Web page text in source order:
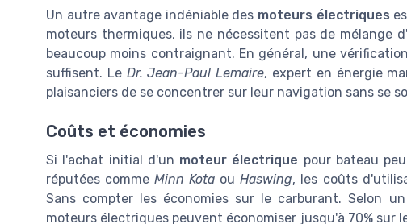
Un autre avantage indéniable des moteurs électriques
moteurs thermiques, ils ne nécessitent pas de mélange
beaucoup moins contraignant. En général, une
suffisent. Le Dr. Jean-Paul Lemaire, expert en énergie
plaisanciers de se concentrer sur leur navigation sans se
Coûts et économies
Si l'achat initial d'un moteur électrique pour bateau
réputées commeMinn Kota ouHaswing, les coûts
Sans compter les économies sur le carburant. Selon
moteurs électriques peuvent économiser jusqu'à 70% sur